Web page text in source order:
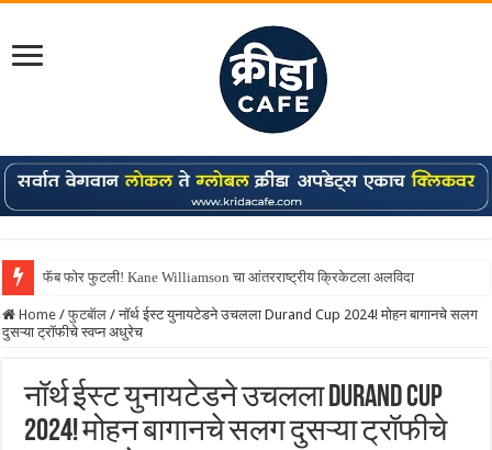
फॅब फोर फुटली! Kane Williamson चा आंतरराष्ट्रीय क्रिकेटला अलविदा
Home / फुटबॅाल / नॉर्थ ईस्ट युनायटेडने उचलला Durand Cup 2024! मोहन बागानचे सलग
दुसऱ्या ट्रॉफीचे स्वप्न अधुरेच
नॉर्थ ईस्ट युनायटेडने उचलला Durand Cup
2024! मोहन बागानचे सलग दुसऱ्या ट्रॉफीचे